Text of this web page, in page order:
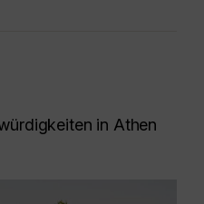
in Athen